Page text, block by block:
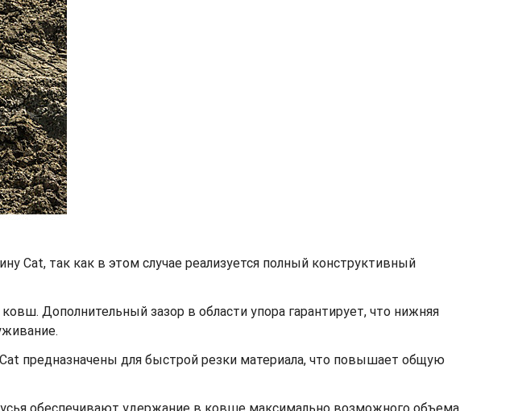
Cat, так как в этом случае реализуется полный конструктивный
Дополнительный зазор в области упора гарантирует, что нижняя
предназначены для быстрой резки материала, что повышает общую